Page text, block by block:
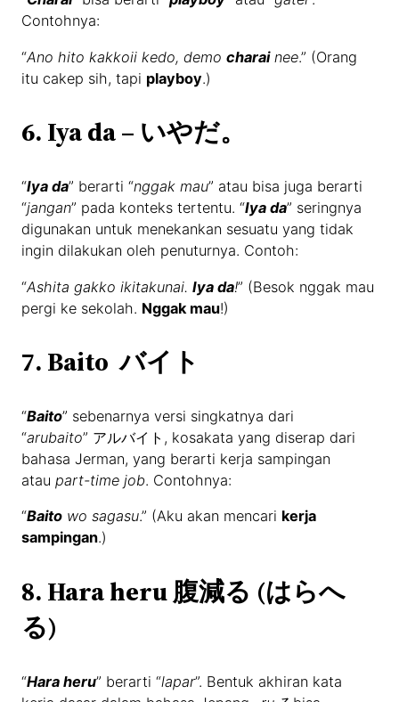
Contohnya:
“Ano hito kakkoii kedo, democharainee.” (Orang
itu cakep sih, tapi playboy.)
6. Iya da – いやだ。
“Iya da” berarti “nggak mau” atau bisa juga berarti
“jangan” pada konteks tertentu. “Iya da” seringnya
digunakan untuk menekankan sesuatu yang tidak
ingin dilakukan oleh penuturnya. Contoh:
“Ashita gakko ikitakunai.Iya da!” (Besok nggak mau
pergi ke sekolah. Nggak mau!)
7. Baito バイト
“Baito” sebenarnya versi singkatnya dari
“arubaito” アルバイト, kosakata yang diserap dari
bahasa Jerman, yang berarti kerja sampingan
ataupart-time job. Contohnya:
“Baito wo sagasu.” (Aku akan mencari kerja
sampingan.)
8. Hara heru 腹減る (はらへ
る)
“Hara heru” berarti “lapar”. Bentuk akhiran kata